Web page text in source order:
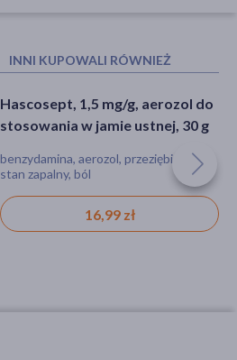
INNI KUPOWALI RÓWNIEŻ
Hascosept, 1,5 mg/g, aerozol do
stosowania w jamie ustnej, 30 g
benzydamina, aerozol, przeziębienie,
stan zapalny, ból
16,99 zł
Tantum Verde Forte, 3 mg/ml,
aerozol do stosowania w jamie
benzydamina, aerozol, ból, obrzęk, stan
zapalny, zaczerwienienie
20,39 zł